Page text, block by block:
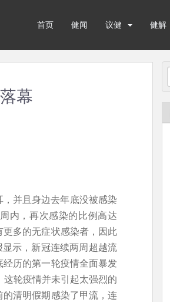
首页 健闻 议健 健解
幕
并且身边去年底没被感染
内，再次感染的比例高达
多的无症状感染者，因此
示，新冠连续两周超越流
历的第一轮疫情全面暴发
轮疫情并未引起太强烈的
清明假期感染了甲流，连